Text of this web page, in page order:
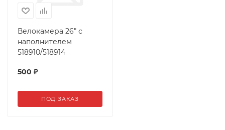
Велокамера 26" с
наполнителем
518910/518914
500 ₽
ПОД ЗАКАЗ